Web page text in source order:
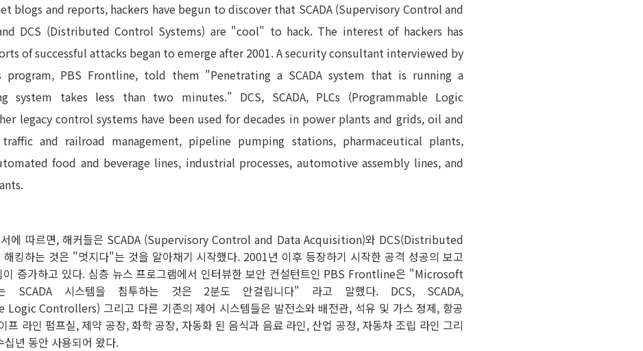
blogs and reports, hackers have begun to discover that SCADA (Supervisory Control and
DCS (Distributed Control Systems) are "cool" to hack. The interest of hackers has
of successful attacks began to emerge after 2001. A security consultant interviewed by
program, PBS Frontline, told them "Penetrating a SCADA system that is running a
system takes less than two minutes." DCS, SCADA, PLCs (Programmable Logic
legacy control systems have been used for decades in power plants and grids, oil and
and railroad management, pipeline pumping stations, pharmaceutical plants,
food and beverage lines, industrial processes, automotive assembly lines, and
서에 따르면, 해커들은 SCADA (Supervisory Control and Data Acquisition)와 DCS(Distributed
킹하는 것은 "멋지다"는 것을 알아채기 시작했다. 2001년 이후 등장하기 시작한 공격 성공의 보고
이 증가하고 있다. 심층 뉴스 프로그램에서 인터뷰한 보안 컨설턴트인 PBS Frontline은 "Microsoft
SCADA 시스템을 침투하는 것은 2분도 안걸립니다" 라고 말했다. DCS, SCADA,
Controllers) 그리고 다른 기존의 제어 시스템들은 발전소와 배전관, 석유 및 가스 정제, 항공
프 라인 펌프실, 제약 공장, 화학 공장, 자동화 된 음식과 음료 라인, 산업 공정, 자동차 조립 라인 그리
년 동안 사용되어 왔다.